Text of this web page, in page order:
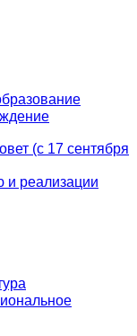
(с 17 сентября
и реализации